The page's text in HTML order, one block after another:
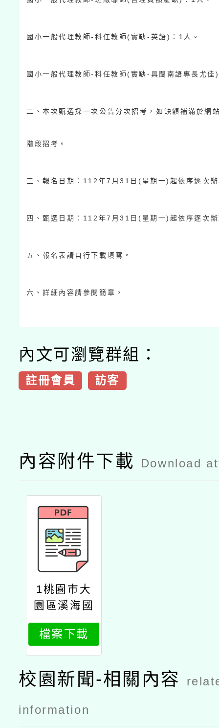
國小一般代理教師-科任教師 ( 實缺 - 英語 ) ： 1 人。
國小一般代理教師-科任教師 ( 實缺 - 具閩南語專長尤佳)
二、本次甄選採一次公告分次招考，如缺額補滿於網
階段招考。
三、報名日期： 112 年7 月31 日 ( 星期一) 起依序逐次
四、甄選日期： 112 年7 月31 日 ( 星期一) 起依序逐次
五、報名表請自行下載填寫。
六、詳細內容請參閱簡章。
內文可瀏覽群組：
註冊會員 訪客
內容附件下載 Download
1桃園市大
園區溪海國
民小學112
學年度第1
學期第3次
代理教師第
1至6招甄選
簡章
檔案下載
校園新聞-相關內容
information